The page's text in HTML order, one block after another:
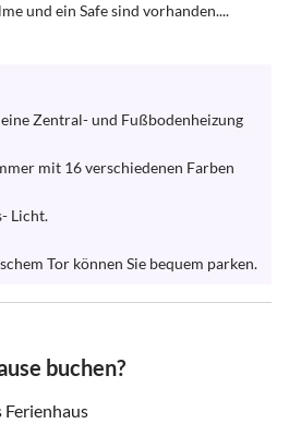
und ein Safe sind vorhanden....
Zentral- und Fußbodenheizung
mit 16 verschiedenen Farben
Licht.
Tor können Sie bequem parken.
buchen?